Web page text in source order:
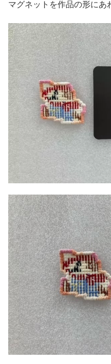
マグネットを作品の形にあ